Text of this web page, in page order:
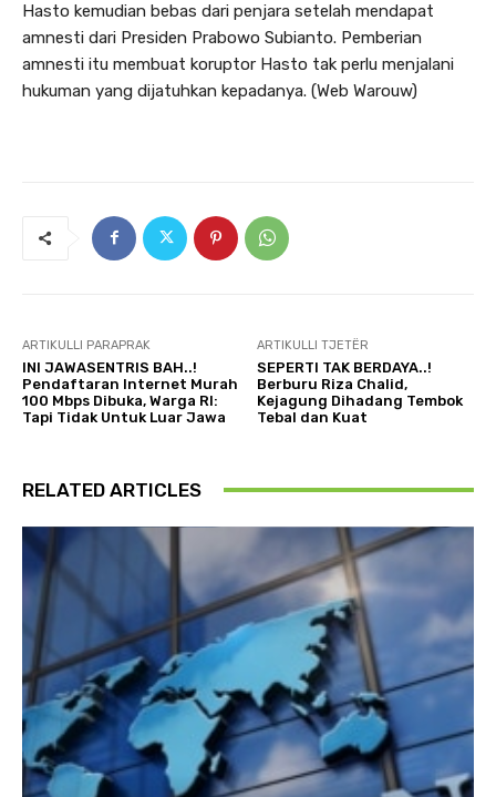
Hasto kemudian bebas dari penjara setelah mendapat
amnesti dari Presiden Prabowo Subianto. Pemberian
amnesti itu membuat koruptor Hasto tak perlu menjalani
hukuman yang dijatuhkan kepadanya. (Web Warouw)
ARTIKULLI PARAPRAK
INI JAWASENTRIS BAH..!
Pendaftaran Internet Murah
100 Mbps Dibuka, Warga RI:
Tapi Tidak Untuk Luar Jawa
ARTIKULLI TJETËR
SEPERTI TAK BERDAYA..!
Berburu Riza Chalid,
Kejagung Dihadang Tembok
Tebal dan Kuat
RELATED ARTICLES